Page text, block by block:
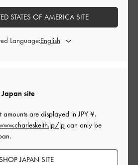
めでも使えそう！
とてもよかった
とてもよかった
site
amounts are displayed inJPY ¥.
jpcan only be
JAPAN SITE
STATES OF AMERICA SITE
Language: